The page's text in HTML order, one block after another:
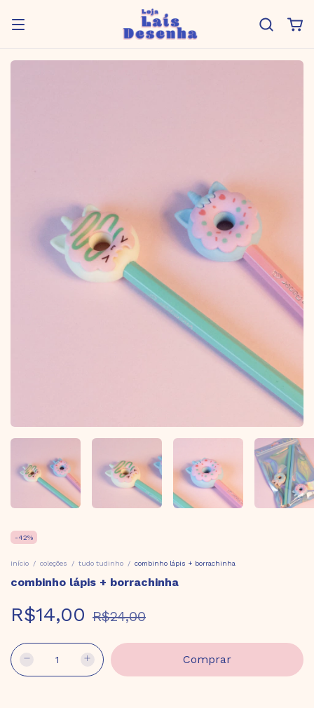
-42%
Início / coleções / tudo tudinho / combinho lápis + borrachinha
combinho lápis + borrachinha
R$14,00 R$24,00